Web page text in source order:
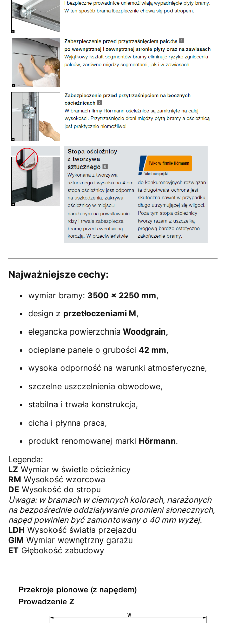
Najważniejsze cechy:
wymiar bramy: 3500 × 2250 mm,
design z przetłoczeniami M,
elegancka powierzchnia Woodgrain,
ocieplane panele o grubości 42 mm,
wysoka odporność na warunki atmosferyczne,
szczelne uszczelnienia obwodowe,
stabilna i trwała konstrukcja,
cicha i płynna praca,
produkt renomowanej marki Hörmann.
Legenda:
LZ Wymiar w świetle ościeżnicy
RM Wysokość wzorcowa
DE Wysokość do stropu
Uwaga: w bramach w ciemnych kolorach, narażonych
na bezpośrednie oddziaływanie promieni słonecznych,
napęd powinien być zamontowany o 40 mm wyżej.
LDH Wysokość światła przejazdu
GIM Wymiar wewnętrzny garażu
ET Głębokość zabudowy